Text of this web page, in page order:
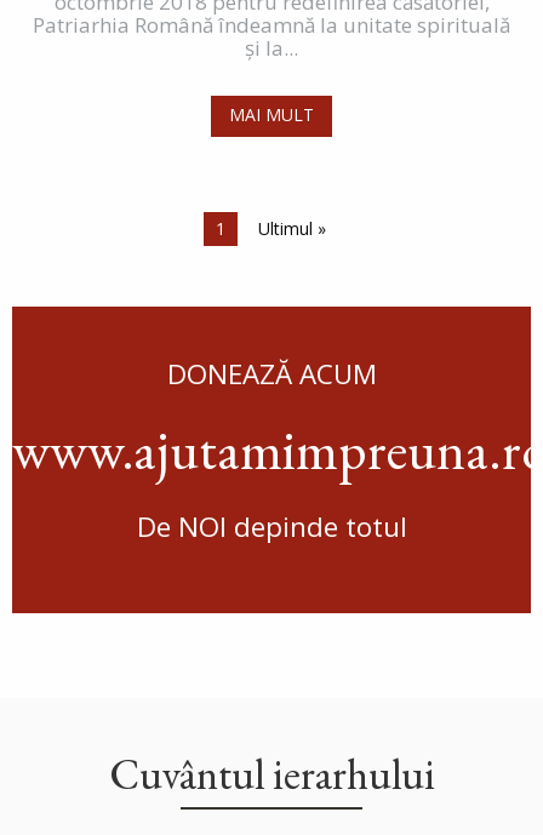
Patriarhia Română îndeamnă la unitate spirituală
şi la...
MAI MULT
Pagina curentă
1 Ultima pagină
Ultimul »
DONEAZĂ ACUM
De NOI depinde totul
Cuvântul ierarhului